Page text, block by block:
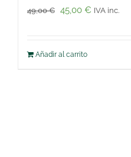
49,00€ El
era:
45,00 € El
IVA inc.
Añadir al carrito